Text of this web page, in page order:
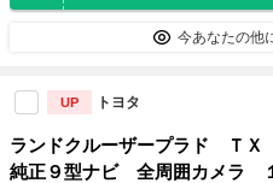
今あなたの他
UP トヨタ
ランドクルーザープラド Ｔ
純正９型ナビ 全周囲カメラ